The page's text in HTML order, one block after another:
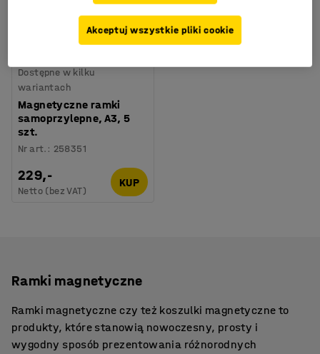
Dostępne w kilku
wariantach
Magnetyczne ramki
samoprzylepne, A3, 5
szt.
Nr art. : 258351
229,-
Netto (bez VAT)
KUP
Ramki magnetyczne
Ramki magnetyczne czy też koszulki magnetyczne to
produkty, które stanowią nowoczesny, prosty i
wygodny sposób prezentowania różnorodnych
Akceptuj wszystkie pliki cookie